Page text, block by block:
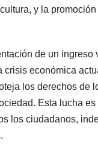
y la
de un
económica
los derechos de
Esta lucha
los ciudadanos,